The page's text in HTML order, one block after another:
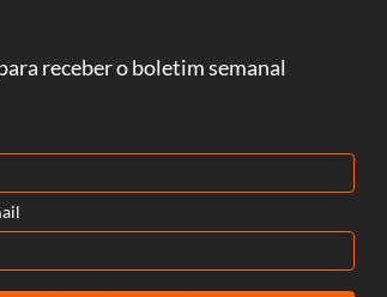
receber o boletim semanal